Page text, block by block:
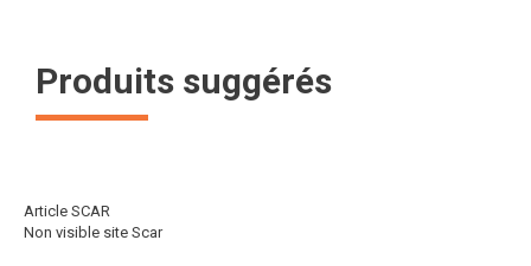
Produits suggérés
Article SCAR
Non visible site Scar